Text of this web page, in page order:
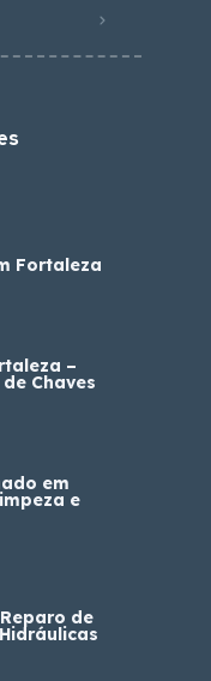
Fortaleza
–
Chaves
em
e
de